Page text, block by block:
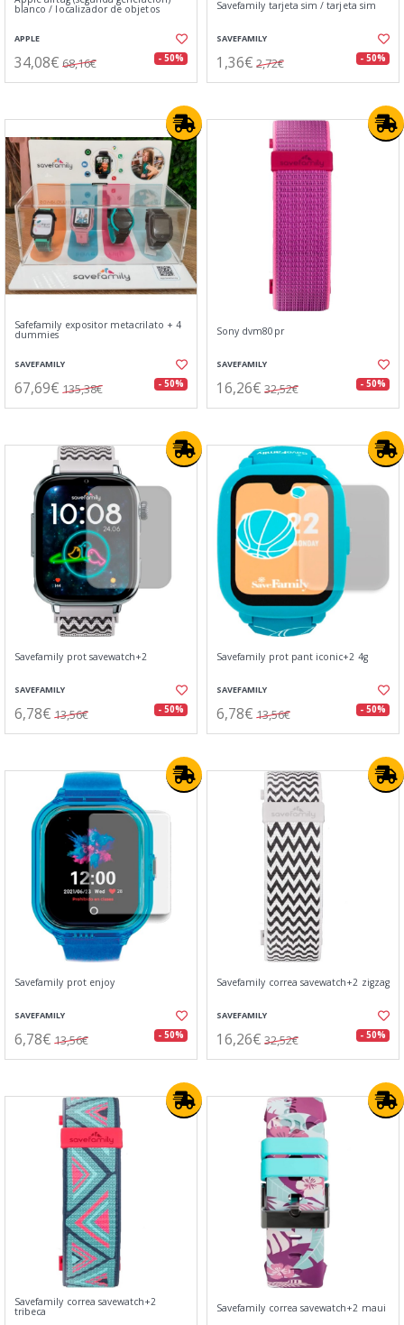
blanco / localizador de objetos
APPLE
34,08€ 68,16€ - 50%
Savefamily tarjeta sim / tarjeta sim
SAVEFAMILY
1,36€ 2,72€ - 50%
Safefamily expositor metacrilato + 4
dummies
SAVEFAMILY
67,69€ 135,38€ - 50%
Sony dvm80pr
SAVEFAMILY
16,26€ 32,52€ - 50%
Savefamily prot savewatch+2
SAVEFAMILY
6,78€ 13,56€ - 50%
Savefamily prot pant iconic+2 4g
SAVEFAMILY
6,78€ 13,56€ - 50%
Savefamily prot enjoy
SAVEFAMILY
6,78€ 13,56€ - 50%
Savefamily correa savewatch+2 zigzag
SAVEFAMILY
16,26€ 32,52€ - 50%
Savefamily correa savewatch+2
tribeca Savefamily correa savewatch+2 maui